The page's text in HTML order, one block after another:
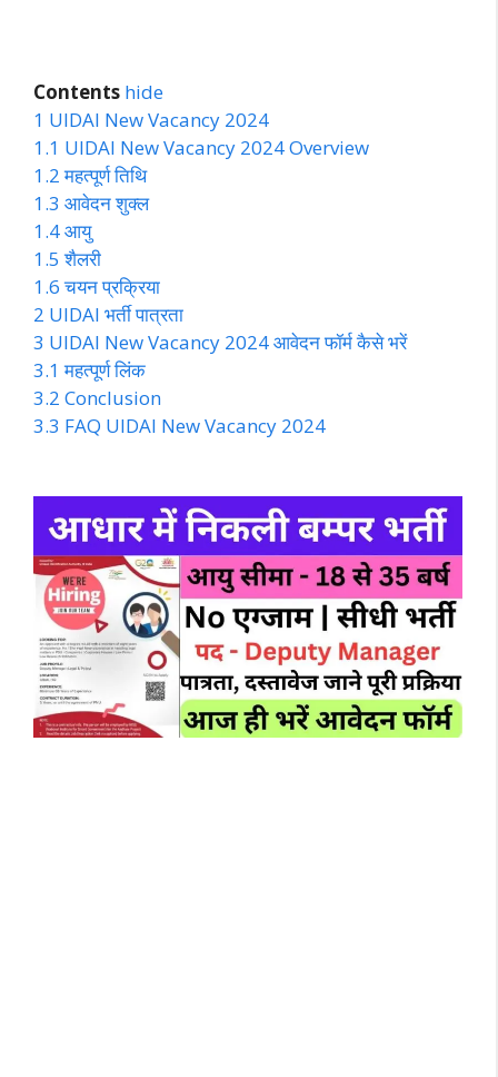
Contents hide
1 UIDAI New Vacancy 2024
1.1 UIDAI New Vacancy 2024 Overview
1.2 महत्पूर्ण तिथि
1.3 आवेदन शुक्ल
1.4आयु
1.5 शैलरी
1.6 चयन प्रक्रिया
2 UIDAI भर्ती पात्रता
3 UIDAI New Vacancy 2024 आवेदन फॉर्म कैसे भरें
3.1 महत्पूर्ण लिंक
3.2 Conclusion
3.3 FAQ UIDAI New Vacancy 2024